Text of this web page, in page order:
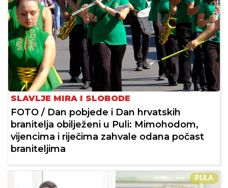
SLAVLJE MIRA I SLOBODE
FOTO / Dan pobjede i Dan hrvatskih
branitelja obilježeni u Puli: Mimohodom,
vijencima i riječima zahvale odana počast
braniteljima
PULA